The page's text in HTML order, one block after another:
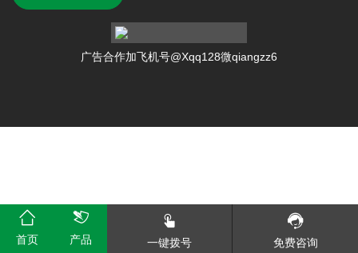
广告合作加飞机号@Xqq128微qiangzz6
首页 产品 一键拨号 免费咨询